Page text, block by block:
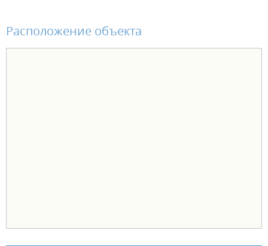
Расположение объекта